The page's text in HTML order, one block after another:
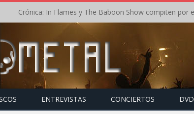
ENTREVISTAS CONCIERTOS DVD